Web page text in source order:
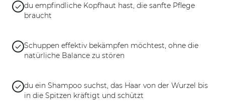
du empfindliche Kopfhaut hast, die sanfte Pflege
braucht
Schuppen effektiv bekämpfen möchtest, ohne die
natürliche Balance zu stören
du ein Shampoo suchst, das Haar von der Wurzel bis
in die Spitzen kräftigt und schützt